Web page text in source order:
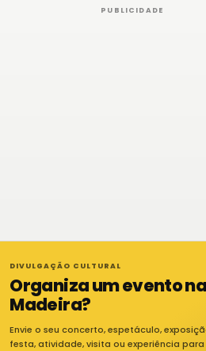
PUBLICIDADE
DIVULGAÇÃO CULTURAL
Organiza um evento na
Madeira?
Envie o seu concerto, espetáculo,
festa, atividade, visita ou experiência para